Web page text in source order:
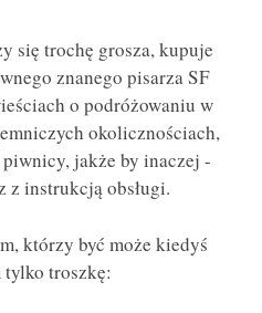
się trochę grosza, kupuje
znanego pisarza SF
o podróżowaniu w
okolicznościach,
jakże by inaczej -
z instrukcją obsługi.
którzy być może kiedyś
tylko troszkę: